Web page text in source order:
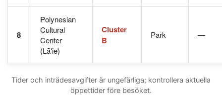
8
Polynesian
Cultural
Center
(Lāʻie)
Cluster
B
Park —
Tider och inträdesavgifter är ungefärliga; kontrollera aktuella
öppettider före besöket.